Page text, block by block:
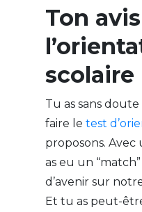
Ton
scolaire
Tu as sans doute
faire le test
proposons.
as eu un
d’avenir sur
Et tu as peut-